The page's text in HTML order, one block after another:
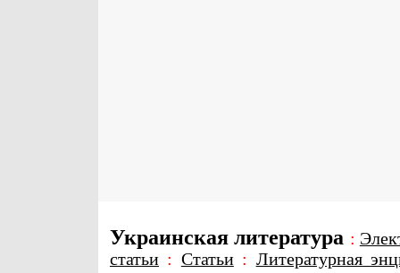
Украинская литература :
статьи : Статьи: Литературная